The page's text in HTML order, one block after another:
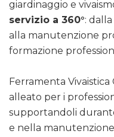
giardinaggio e
servizio a 360°:
alla manutenzione
formazione
Ferramenta
alleato per i
supportandoli
e nella